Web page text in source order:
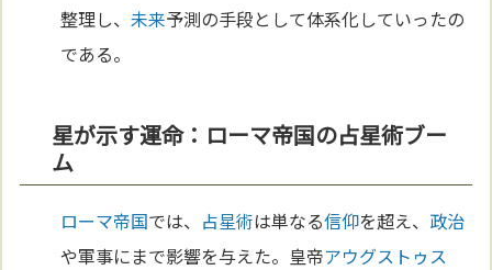
整理し、未来予測の手段として体系化していったの
である。
星が示す運命：ローマ帝国の占星術ブー
ム
ローマ帝国では、 占星術は単なる信仰を超え、 政治
や軍事にまで影響を与えた。皇帝アウグストゥス